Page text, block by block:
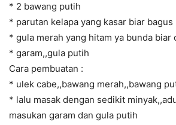
* 2 bawang putih
* parutan kelapa yang kasar biar bagus
* gula merah yang hitam ya bunda biar
* garam,,gula putih
Cara pembuatan :
* ulek cabe,,bawang merah,,bawang
* lalu masak dengan sedikit
masukan garam dan gula putih